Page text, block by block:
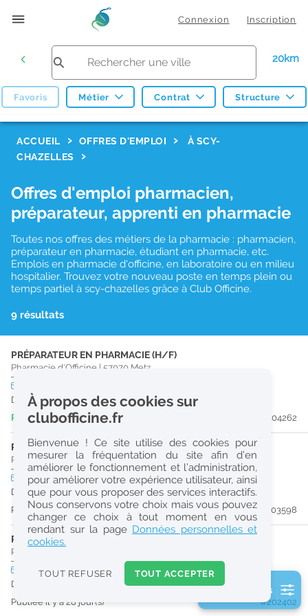
Connexion Inscription
20km
Favoris Métier Contrat Structure
Réinitialiser
2
0
k
Consulter les offres de la France d'outre-mer
ACCUEIL OFFRES D'EMPLOI
À SCY-
CHAZELLES
Offres d'emploi pharmacien,
préparateur, apprenti en pharmacie
Toutes nos offres des métiers de la pharmacie : pharmacien,
préparateur en pharmacie, étudiant en pharmacie, etc.
Emplois en pharmacie d'officine, en laboratoire ou en milieu
hospitalier. Trouvez votre nouveau poste en temps plein ou
temps partiel à scy-chazelles grâce à Club Officine.
9 résultats
PRÉPARATEUR EN PHARMACIE (H/F)
Pharmacie d'Officine | 57070 Metz
Dès que possible
Publiée il y a 22 heure(s)
#204262
PHARMACIEN (H/F)
Pharmacie d'Officine|57000Metz
CDI temps plein Pro
Dès que possible
Publiée il y a 10 jour(s)
#203598
PHARMACIEN (H/F)
Pharmacie d'Officine
CDItemps plein
Dès que possible
Publiée il y a 28 jour(s)
#202402
2 filtre(s) actifs
À propos des cookies sur
clubofficine.fr
Bienvenue ! Ce site utilise des cookies pour
mesurer la fréquentation du site afin d’en
améliorer le fonctionnement et l’administration,
pour améliorer votre expérience utilisateur, ainsi
que pour vous proposer des services interactifs.
Nous conservons votre choix mais vous pouvez
changer ce choix à tout moment en vous
rendant sur la page Données personnelles et
cookies.
TOUT REFUSER TOUT ACCEPTER